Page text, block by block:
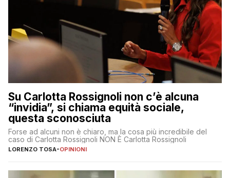
Su Carlotta Rossignoli non c’è alcuna
“invidia”, si chiama equità sociale,
questa sconosciuta
Forse ad alcuni non è chiaro, ma la cosa più incredibile del
caso di Carlotta Rossignoli NON È Carlotta Rossignoli
LORENZO TOSA-OPINIONI